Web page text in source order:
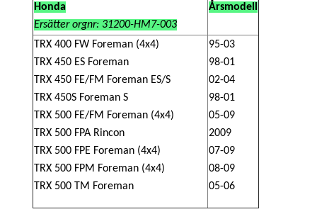
Honda
Ersätter orgnr: 31200-HM7-003
Årsmodell
TRX 400 FW Foreman (4x4)
TRX 450 ES Foreman
TRX 450 FE/FM Foreman ES/S
TRX 450S Foreman S
TRX 500 FE/FM Foreman (4x4)
TRX 500 FPA Rincon
TRX 500 FPE Foreman (4x4)
TRX 500 FPM Foreman (4x4)
TRX 500 TM Foreman
95-03
98-01
02-04
98-01
05-09
2009
07-09
08-09
05-06